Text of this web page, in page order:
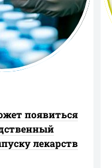
появиться
лекарств